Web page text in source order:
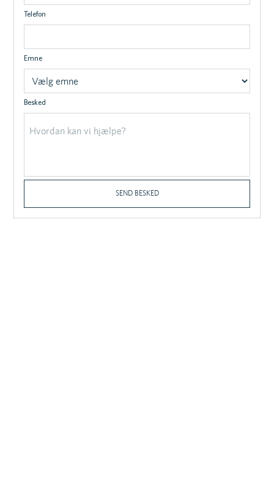
Telefon
Emne
Besked
SEND BESKED